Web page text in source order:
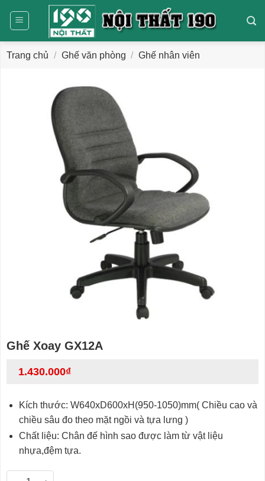
dung
Trang chủ / Ghế văn phòng / Ghế nhân viên
Ghế Xoay GX12A
1.430.000₫
Kích thước: W640xD600xH(950-1050)mm( Chiều cao và
chiều sâu đo theo mặt ngồi và tựa lưng )
Chất liệu: Chân đế hình sao được làm từ vật liệu
nhựa,đệm tựa.
Ghế Xoay GX12A số lượng